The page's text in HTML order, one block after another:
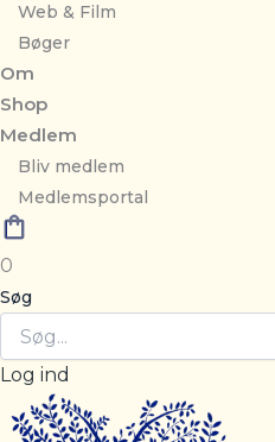
Web & Film
Bøger
Om
Shop
Medlem
Bliv medlem
Medlemsportal
0
Søg
Log ind